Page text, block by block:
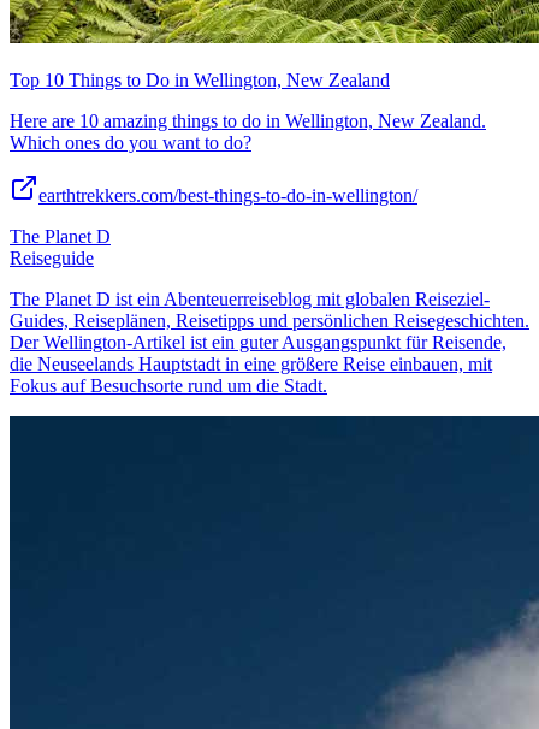
Top 10 Things to Do in Wellington, New Zealand
Here are 10 amazing things to do in Wellington, New Zealand.
Which ones do you want to do?
earthtrekkers.com/best-things-to-do-in-wellington/
The Planet D
Reiseguide
The Planet D ist ein Abenteuerreiseblog mit globalen Reiseziel-
Guides, Reiseplänen, Reisetipps und persönlichen Reisegeschichten.
Der Wellington-Artikel ist ein guter Ausgangspunkt für Reisende,
die Neuseelands Hauptstadt in eine größere Reise einbauen, mit
Fokus auf Besuchsorte rund um die Stadt.